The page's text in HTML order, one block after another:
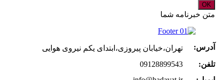
OK
متن خبرنامه شما
آدرس:
تهران،خیابان پیروزی،ابتدای یکم نیروی هوایی
تلفن:
09128899543